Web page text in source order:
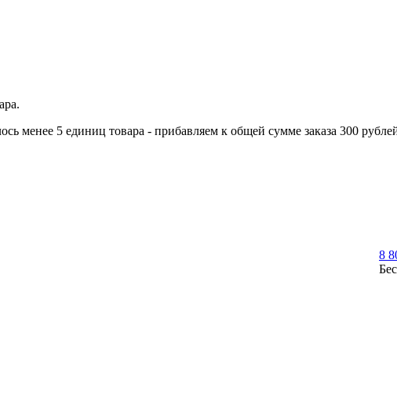
менее 5 единиц товара - прибавляем к общей сумме заказа 300
8